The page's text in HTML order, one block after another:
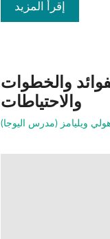
إقرأ المزيد
والخطوات
والاحتياطات
ويليامز (مدرس اليوجا)